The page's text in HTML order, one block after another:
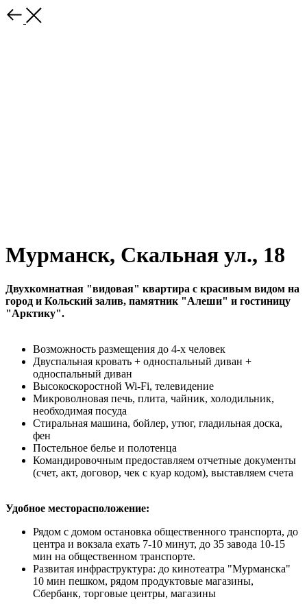
Мурманск, Скальная ул., 18
Двухкомнатная "видовая" квартира с красивым видом на
город и Кольский залив, памятник "Алеши" и гостиницу
"Арктику".
Возможность размещения до 4-х человек
Двуспальная кровать + односпальный диван +
односпальный диван
Высокоскоростной Wi-Fi, телевидение
Микроволновая печь, плита, чайник, холодильник,
необходимая посуда
Стиральная машина, бойлер, утюг, гладильная доска,
фен
Постельное белье и полотенца
Командировочным предоставляем отчетные документы
(счет, акт, договор, чек с куар кодом), выставляем счета
Удобное месторасположение:
Рядом с домом остановка общественного транспорта, до
центра и вокзала ехать 7-10 минут, до 35 завода 10-15
мин на общественном транспорте.
Развитая инфраструктура: до кинотеатра "Мурманска"
10 мин пешком, рядом продуктовые магазины,
Сбербанк, торговые центры, магазины